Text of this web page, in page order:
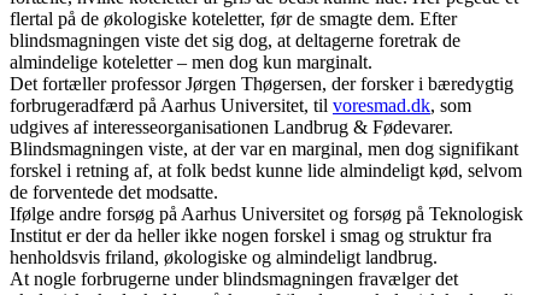
flertal på de økologiske koteletter, før de smagte dem. Efter
blindsmagningen viste det sig dog, at deltagerne foretrak de
almindelige koteletter – men dog kun marginalt.
Det fortæller professor Jørgen Thøgersen, der forsker i bæredygtig
forbrugeradfærd på Aarhus Universitet, til voresmad.dk, som
udgives af interesseorganisationen Landbrug & Fødevarer.
Blindsmagningen viste, at der var en marginal, men dog signifikant
forskel i retning af, at folk bedst kunne lide almindeligt kød, selvom
de forventede det modsatte.
Ifølge andre forsøg på Aarhus Universitet og forsøg på Teknologisk
Institut er der da heller ikke nogen forskel i smag og struktur fra
henholdsvis friland, økologiske og almindeligt landbrug.
At nogle forbrugerne under blindsmagningen fravælger det